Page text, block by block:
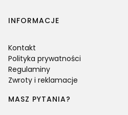
Linki w stopce
INFORMACJE
Kontakt
Polityka prywatności
Regulaminy
Zwroty i reklamacje
MASZ PYTANIA?